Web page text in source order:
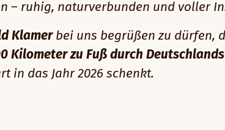
– ruhig, naturverbunden und voller
Klamerbei uns begrüßen zu dürfen,
Kilometer zu Fuß durch
in das Jahr 2026 schenkt.